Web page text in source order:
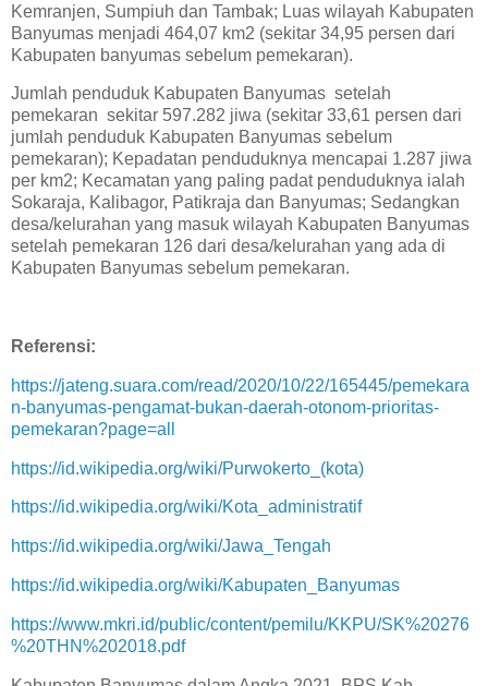
Kemranjen, Sumpiuh dan Tambak; Luas wilayah Kabupaten
Banyumas menjadi 464,07 km2 (sekitar 34,95 persen dari
Kabupaten banyumas sebelum pemekaran).
Jumlah penduduk Kabupaten Banyumas setelah
pemekaran sekitar 597.282 jiwa (sekitar 33,61 persen dari
jumlah penduduk Kabupaten Banyumas sebelum
pemekaran); Kepadatan penduduknya mencapai 1.287 jiwa
per km2; Kecamatan yang paling padat penduduknya ialah
Sokaraja, Kalibagor, Patikraja dan Banyumas; Sedangkan
desa/kelurahan yang masuk wilayah Kabupaten Banyumas
setelah pemekaran 126 dari desa/kelurahan yang ada di
Kabupaten Banyumas sebelum pemekaran.
Referensi:
https://jateng.suara.com/read/2020/10/22/165445/pemekara
n-banyumas-pengamat-bukan-daerah-otonom-prioritas-
pemekaran?page=all
https://id.wikipedia.org/wiki/Purwokerto_(kota)
https://id.wikipedia.org/wiki/Kota_administratif
https://id.wikipedia.org/wiki/Jawa_Tengah
https://id.wikipedia.org/wiki/Kabupaten_Banyumas
https://www.mkri.id/public/content/pemilu/KKPU/SK%20276
%20THN%202018.pdf